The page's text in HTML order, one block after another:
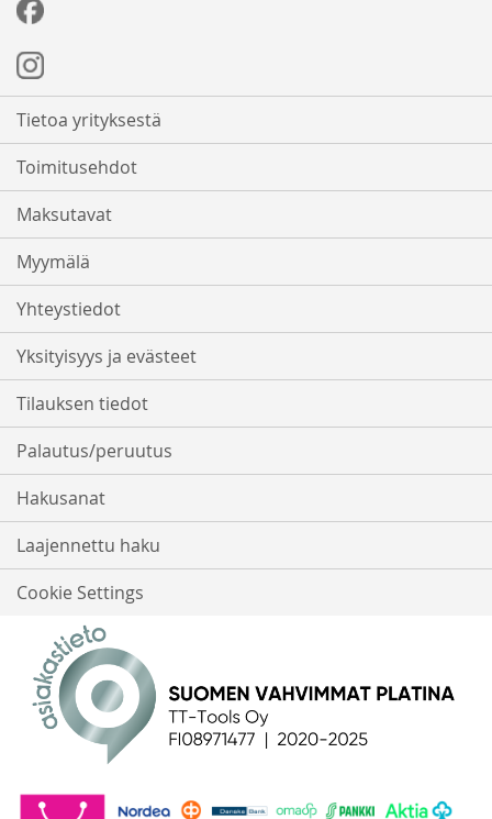
Tietoa yrityksestä
Toimitusehdot
Maksutavat
Myymälä
Yhteystiedot
Yksityisyys ja evästeet
Tilauksen tiedot
Palautus/peruutus
Hakusanat
Laajennettu haku
Cookie Settings